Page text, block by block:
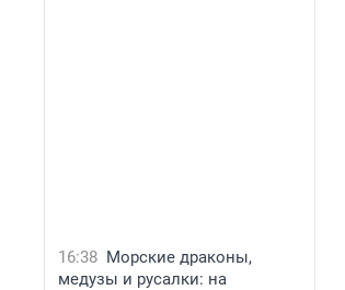
16:38 Морские драконы,
медузы и русалки: на